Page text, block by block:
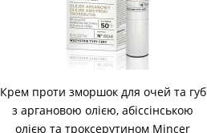
Крем проти зморшок для очей та губ
з аргановою олією, абіссінською
олією та троксерутином Mincer